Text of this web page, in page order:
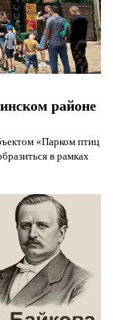
районе
«Парком птиц
в рамках